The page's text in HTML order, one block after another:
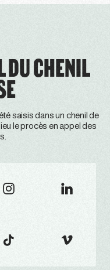
DU CHENIL
saisis dans un chenil de
le procès en appel des